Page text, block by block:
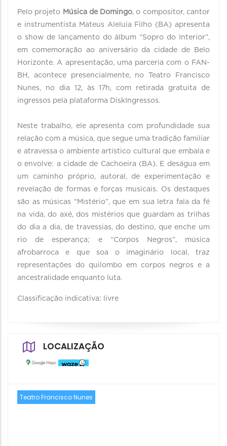
Pelo projeto Música de Domingo, o compositor, cantor
e instrumentista Mateus Aleluia Filho (BA) apresenta
o show de lançamento do álbum “Sopro do Interior”,
em comemoração ao aniversário da cidade de Belo
Horizonte. A apresentação, uma parceria com o FAN-
BH, acontece presencialmente, no Teatro Francisco
Nunes, no dia 12, às 17h, com retirada gratuita de
ingressos pela plataforma DiskIngressos.
Neste trabalho, ele apresenta com profundidade sua
relação com a música, que segue uma tradição familiar
e atravessa o ambiente artístico cultural que embala e
o envolve: a cidade de Cachoeira (BA). E deságua em
um caminho próprio, autoral, de experimentação e
revelação de formas e forças musicais. Os destaques
são as músicas “Mistério”, que em sua letra fala da fé
na vida, do axé, dos mistérios que guardam as trilhas
do dia a dia, de travessias, do destino, que enche um
rio de esperança; e “Corpos Negros”, música
afrobarroca e que soa o imaginário local, traz
representações do quilombo em corpos negros e a
ancestralidade enquanto luta.
Classificação indicativa: livre
LOCALIZAÇÃO
Teatro Francisco Nunes